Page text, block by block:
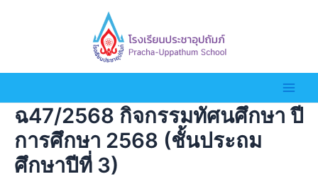
ฉ47/2568 กิจกรรมทัศนศึกษา ปี
การศึกษา 2568 (ชั้นประถม
ศึกษาปีที่ 3)